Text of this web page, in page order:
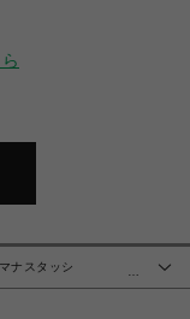
…
ナスタッシ